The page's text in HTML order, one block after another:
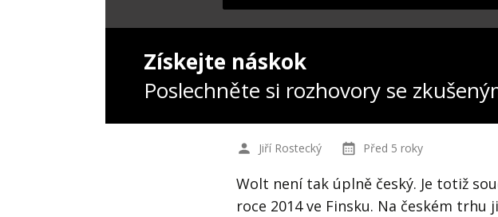
Získejte náskok
Poslechněte si rozhovory se
Jiří Rostecký Před 5 roky
Wolt není tak úplně český. Je totiž
roce 2014 ve Finsku. Na českém trhu